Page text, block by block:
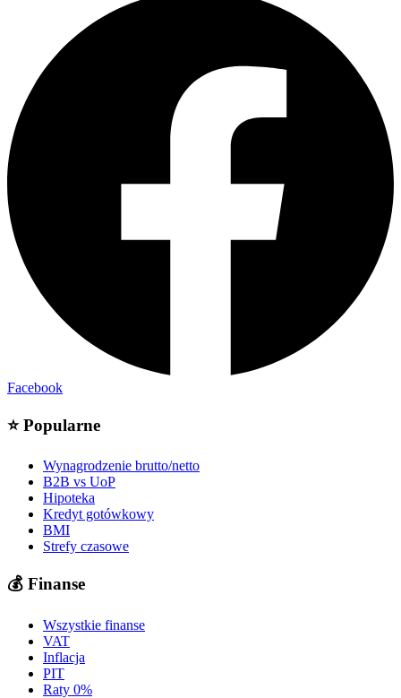
Facebook
⭐ Popularne
Wynagrodzenie brutto/netto
B2B vs UoP
Hipoteka
Kredyt gotówkowy
BMI
Strefy czasowe
💰 Finanse
Wszystkie finanse
VAT
Inflacja
PIT
Raty 0%